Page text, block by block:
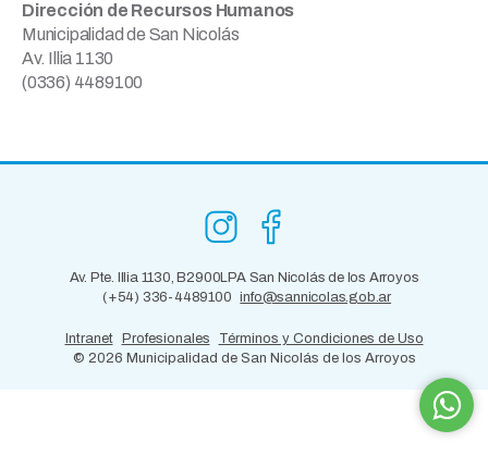
Dirección de Recursos Humanos
Municipalidad de San Nicolás
Av. Illia 1130
(0336) 4489100
Av. Pte. Illia 1130, B2900LPA San Nicolás de los Arroyos
(+54) 336-4489100
info@sannicolas.gob.ar
Intranet Profesionales
Términos y Condiciones de Uso
© 2026 Municipalidad de San Nicolás de los Arroyos